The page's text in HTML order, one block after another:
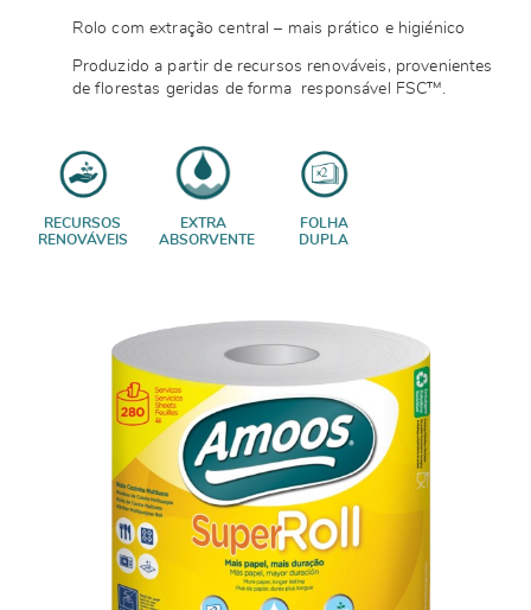
Rolo com extração central – mais prático e higiénico
Produzido a partir de recursos renováveis, provenientes
de florestas geridas de forma responsável FSC™.
RECURSOS
RENOVÁVEIS
EXTRA
ABSORVENTE
FOLHA
DUPLA